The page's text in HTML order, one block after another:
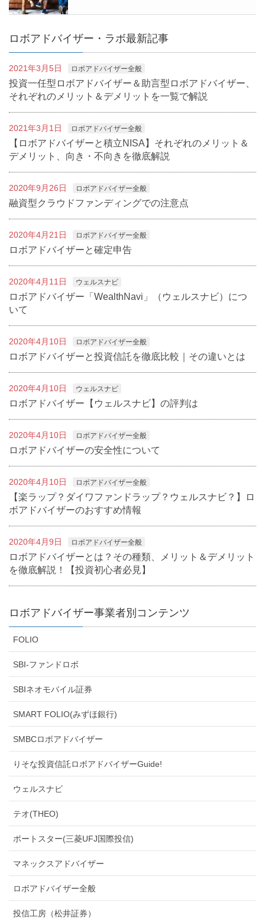
ロボアドバイザー・ラボ最新記事
2021年3月5日 ロボアドバイザー全般
投資一任型ロボアドバイザー＆助言型ロボアドバイザー、
それぞれのメリット＆デメリットを一覧で解説
2021年3月1日 ロボアドバイザー全般
【ロボアドバイザーと積立NISA】それぞれのメリット＆
デメリット、向き・不向きを徹底解説
2020年9月26日 ロボアドバイザー全般
融資型クラウドファンディングでの注意点
2020年4月21日 ロボアドバイザー全般
ロボアドバイザーと確定申告
2020年4月11日 ウェルスナビ
ロボアドバイザー「WealthNavi」（ウェルスナビ）につ
いて
2020年4月10日 ロボアドバイザー全般
ロボアドバイザーと投資信託を徹底比較｜その違いとは
2020年4月10日 ウェルスナビ
ロボアドバイザー【ウェルスナビ】の評判は
2020年4月10日 ロボアドバイザー全般
ロボアドバイザーの安全性について
2020年4月10日 ロボアドバイザー全般
【楽ラップ？ダイワファンドラップ？ウェルスナビ？】ロ
ボアドバイザーのおすすめ情報
2020年4月9日 ロボアドバイザー全般
ロボアドバイザーとは？その種類、メリット＆デメリット
を徹底解説！【投資初心者必見】
ロボアドバイザー事業者別コンテンツ
FOLIO
SBI-ファンドロボ
SBIネオモバイル証券
SMART FOLIO(みずほ銀行)
SMBCロボアドバイザー
りそな投資信託ロボアドバイザーGuide!
ウェルスナビ
テオ(THEO)
ポートスター(三菱UFJ国際投信)
マネックスアドバイザー
ロボアドバイザー全般
投信工房（松井証券）